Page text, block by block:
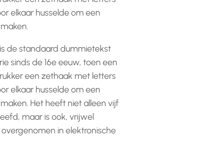
elkaar husselde om een
de standaard dummietekst
sinds de 16e eeuw, toen een
een zethaak met letters
elkaar husselde om een
Het heeft niet alleen vijf
maar is ook, vrijwel
in elektronische